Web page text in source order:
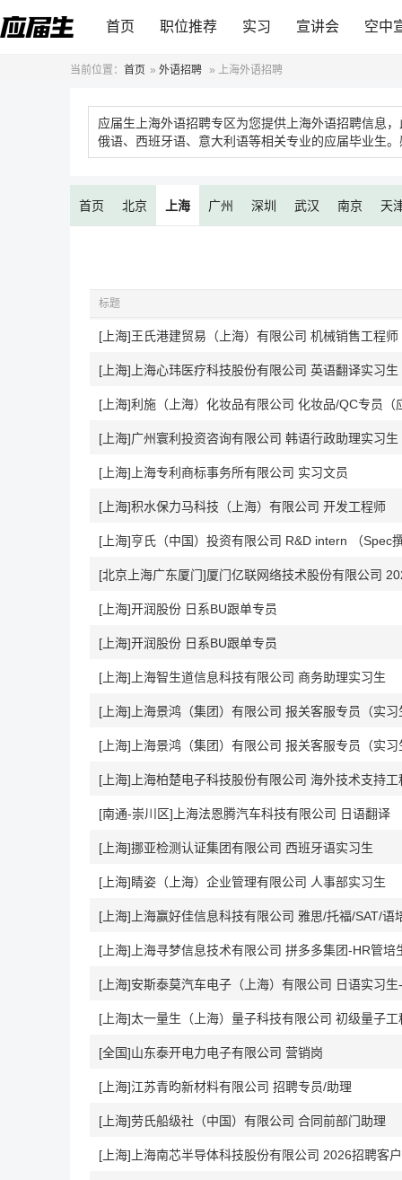
首页 职位推荐 实习 宣讲会 空中
当前位置： 首页 » 外语招聘 » 上海外语招聘
应届生上海外语招聘专区为您提供上海外语招聘信息
俄语、西班牙语、意大利语等相关专业的应届毕业生
首页 北京 上海 广州 深圳 武汉 南京 天
标题
[上海]王氏港建贸易（上海）有限公司 机械销售工程师
[上海]上海心玮医疗科技股份有限公司 英语翻译实习生
[上海]利施（上海）化妆品有限公司 化妆品/QC专员（
[上海]广州寰利投资咨询有限公司 韩语行政助理实习生
[上海]上海专利商标事务所有限公司 实习文员
[上海]积水保力马科技（上海）有限公司 开发工程师
[上海]亨氏（中国）投资有限公司 R&D intern （Spec
[北京上海广东厦门]厦门亿联网络技术股份有限公司
[上海]开润股份 日系BU跟单专员
[上海]开润股份 日系BU跟单专员
[上海]上海智生道信息科技有限公司 商务助理实习生
[上海]上海景鸿（集团）有限公司 报关客服专员（实习
[上海]上海景鸿（集团）有限公司 报关客服专员（实习
[上海]上海柏楚电子科技股份有限公司 海外技术支持
[南通-崇川区]上海法恩腾汽车科技有限公司 日语翻译
[上海]挪亚检测认证集团有限公司 西班牙语实习生
[上海]睛姿（上海）企业管理有限公司 人事部实习生
[上海]上海赢好佳信息科技有限公司 雅思/托福/SAT/语
[上海]上海寻梦信息技术有限公司 拼多多集团-HR管
[上海]安斯泰莫汽车电子（上海）有限公司 日语实习
[上海]太一量生（上海）量子科技有限公司 初级量子工
[全国]山东泰开电力电子有限公司 营销岗
[上海]江苏青昀新材料有限公司 招聘专员/助理
[上海]劳氏船级社（中国）有限公司 合同前部门助理
[上海]上海南芯半导体科技股份有限公司 2026招聘客